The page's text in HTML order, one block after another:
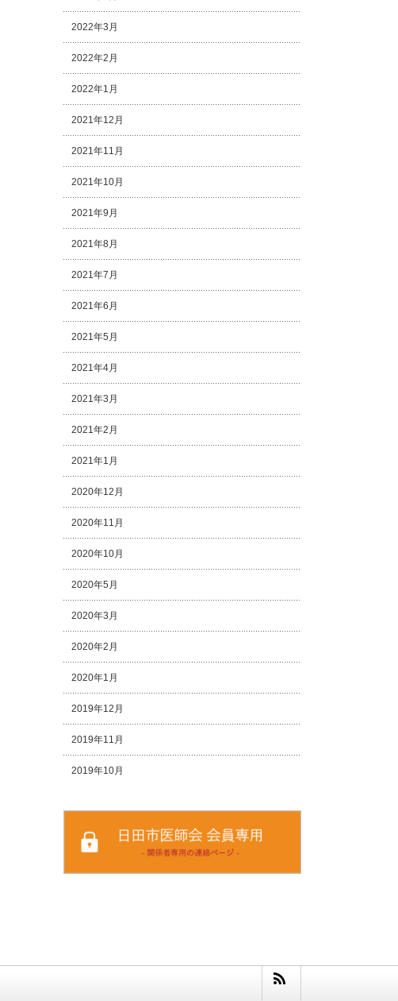
2022年3月
2022年2月
2022年1月
2021年12月
2021年11月
2021年10月
2021年9月
2021年8月
2021年7月
2021年6月
2021年5月
2021年4月
2021年3月
2021年2月
2021年1月
2020年12月
2020年11月
2020年10月
2020年5月
2020年3月
2020年2月
2020年1月
2019年12月
2019年11月
2019年10月